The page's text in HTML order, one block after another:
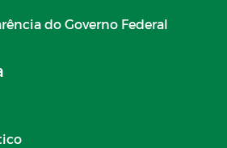
do Governo Federal